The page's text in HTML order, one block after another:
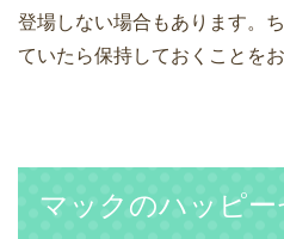
登場しない場合もあります。
ていたら保持しておくことを
マックのハッピー